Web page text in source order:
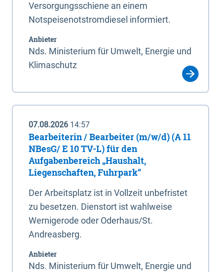
Versorgungsschiene an einem
Notspeisenotstromdiesel informiert.
Anbieter
Nds. Ministerium für Umwelt, Energie und
Klimaschutz
07.08.2026 14:57
Bearbeiterin / Bearbeiter (m/w/d) (A 11
NBesG/ E 10 TV-L) für den
Aufgabenbereich „Haushalt,
Liegenschaften, Fuhrpark“
Der Arbeitsplatz ist in Vollzeit unbefristet
zu besetzen. Dienstort ist wahlweise
Wernigerode oder Oderhaus/St.
Andreasberg.
Anbieter
Nds. Ministerium für Umwelt, Energie und